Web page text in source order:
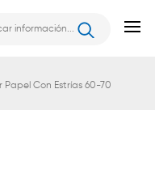
Con Estrías 60-70